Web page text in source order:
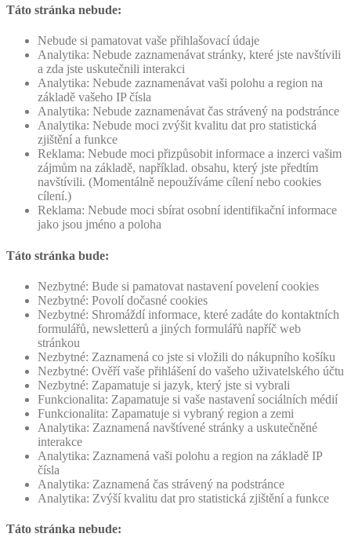
Táto stránka nebude:
Nebude si pamatovat vaše přihlašovací údaje
Analytika: Nebude zaznamenávat stránky, které jste navštívili
a zda jste uskutečnili interakci
Analytika: Nebude zaznamenávat vaši polohu a region na
základě vašeho IP čísla
Analytika: Nebude zaznamenávat čas strávený na podstránce
Analytika: Nebude moci zvýšit kvalitu dat pro statistická
zjištění a funkce
Reklama: Nebude moci přizpůsobit informace a inzerci vašim
zájmům na základě, například. obsahu, který jste předtím
navštívili. (Momentálně nepoužíváme cílení nebo cookies
cílení.)
Reklama: Nebude moci sbírat osobní identifikační informace
jako jsou jméno a poloha
Táto stránka bude:
Nezbytné: Bude si pamatovat nastavení povelení cookies
Nezbytné: Povolí dočasné cookies
Nezbytné: Shromáždí informace, které zadáte do kontaktních
formulářů, newsletterů a jiných formulářů napříč web
stránkou
Nezbytné: Zaznamená co jste si vložili do nákupního košíku
Nezbytné: Ověří vaše přihlášení do vašeho uživatelského účtu
Nezbytné: Zapamatuje si jazyk, který jste si vybrali
Funkcionalita: Zapamatuje si vaše nastavení sociálních médií
Funkcionalita: Zapamatuje si vybraný region a zemi
Analytika: Zaznamená navštívené stránky a uskutečněné
interakce
Analytika: Zaznamená vaši polohu a region na základě IP
čísla
Analytika: Zaznamená čas strávený na podstránce
Analytika: Zvýší kvalitu dat pro statistická zjištění a funkce
Táto stránka nebude: